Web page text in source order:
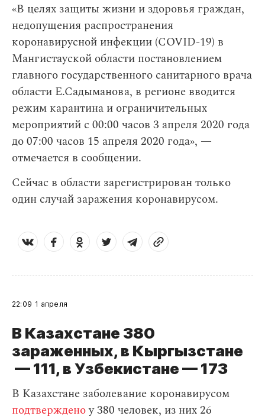
«В целях защиты жизни и здоровья граждан,
недопущения распространения
коронавирусной инфекции (COVID-19) в
Мангистауской области постановлением
главного государственного санитарного врача
области Е.Садыманова, в регионе вводится
режим карантина и ограничительных
мероприятий с 00:00 часов 3 апреля 2020 года
до 07:00 часов 15 апреля 2020 года», —
отмечается в сообщении.
Сейчас в области зарегистрирован только
один случай заражения коронавирусом.
22:09 1 апреля
В Казахстане 380
зараженных, в Кыргызстане
— 111, в Узбекистане — 173
В Казахстане заболевание коронавирусом
подтвержденоу 380 человек, из них 26